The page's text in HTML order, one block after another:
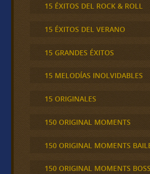
15 ÉXITOS DEL ROCK & ROLL
15 ÉXITOS DEL VERANO
15 GRANDES ÉXITOS
15 MELODÍAS INOLVIDABLES
15 ORIGINALES
150 ORIGINAL MOMENTS
150 ORIGINAL MOMENTS
150 ORIGINAL MOMENTS